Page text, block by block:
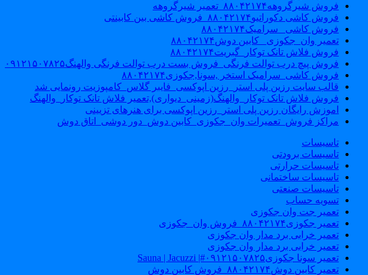
فروش شیرگروهه۸۸۰۴۲۱۷۴_تعمیر شیرگروهه
فروش کاشی دکوراتیو۸۸۰۴۲۱۷۴_فروش کاشی بین کابینتی
فروش کاشی _سرامیک۸۸۰۴۲۱۷۴
تعمیر وان_جکوزی_ کابین دوش۸۸۰۴۲۱۷۴
فروش فلاش تانک توکار_گبریت۸۸۰۴۲۱۷۴
فروش پیچ درب توالت فرنگی_فروش بست درب توالت فرنگی والهنگ۰۹۱۲۱۵۰۷۸۲۵
فروش کاشی_سرامیک استخر ,سونا,جکوزی۸۸۰۴۲۱۷۴
قالب سایت رزین پلی استر_رزین اپوکسی_فایبر گلاس_کامپوزیت رونمایی شد
فروش فلاش تانک توکار_والهنگ(زمینی_دیواری),تعمیر فلاش تانک توکار_والهنگ
اموزش رایگان رزین پلی استر_رزین اپوکسی برای هنرهای تزیینی
مراکز فروش_تعمیرات وان_جکوزی_کابین دوش_دور دوشی_اتاق دوش
تاسیسات
تاسیسات برودتی
تاسیسات حرارتی
تاسیسات ساختمانی
تاسیسات صنعتی
تسویه حساب
تعمیر جت وان جکوزی
تعمیر جکوزی۸۸۰۴۲۱۷۴_فروش وان_جکوزی
تعمیر خرابی برد مدار وان جکوزی
تعمیر خرابی برد مدار وان جکوزی
تعمیر سونا جکوزی۰۹۱۲۱۵۰۷۸۲۵#| Sauna | Jacuzzi
تعمیر کابین دوش۸۸۰۴۲۱۷۴_فروش کابین دوش